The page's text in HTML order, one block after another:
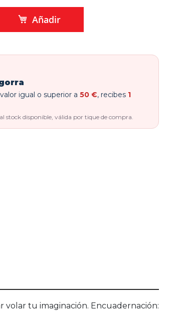
Añadir
igual o superior a 50 €, recibes 1
stock disponible, válida por tique de compra.
volar tu imaginación. Encuadernación: